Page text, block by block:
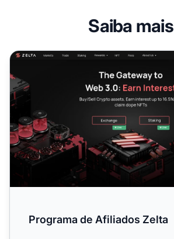
Saiba mais
Programa de Afiliados Zelta
Programa de Afiliados Zelta